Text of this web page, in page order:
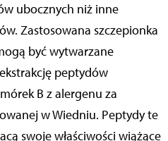
ubocznych niż inne
Zastosowana szczepionka
być wytwarzane
peptydów
B z alergenu za
w Wiedniu. Peptydy te
swoje właściwości wiążące